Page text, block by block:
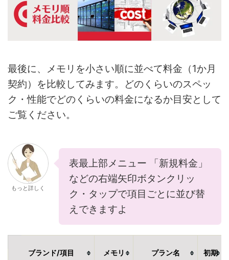
最後に、メモリを小さい順に並べて料金（1か月
契約）を比較してみます。どのくらいのスペッ
ク・性能でどのくらいの料金になるか目安として
ご覧ください。
もっと詳しく
表最上部メニュー 「新規料金」
などの右端矢印ボタンクリッ
ク・タップで項目ごとに並び替
えできますよ
ブランド/項目 メモリ プラン名 初期